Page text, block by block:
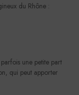
du Rhône :
une petite part
qui peut apporter